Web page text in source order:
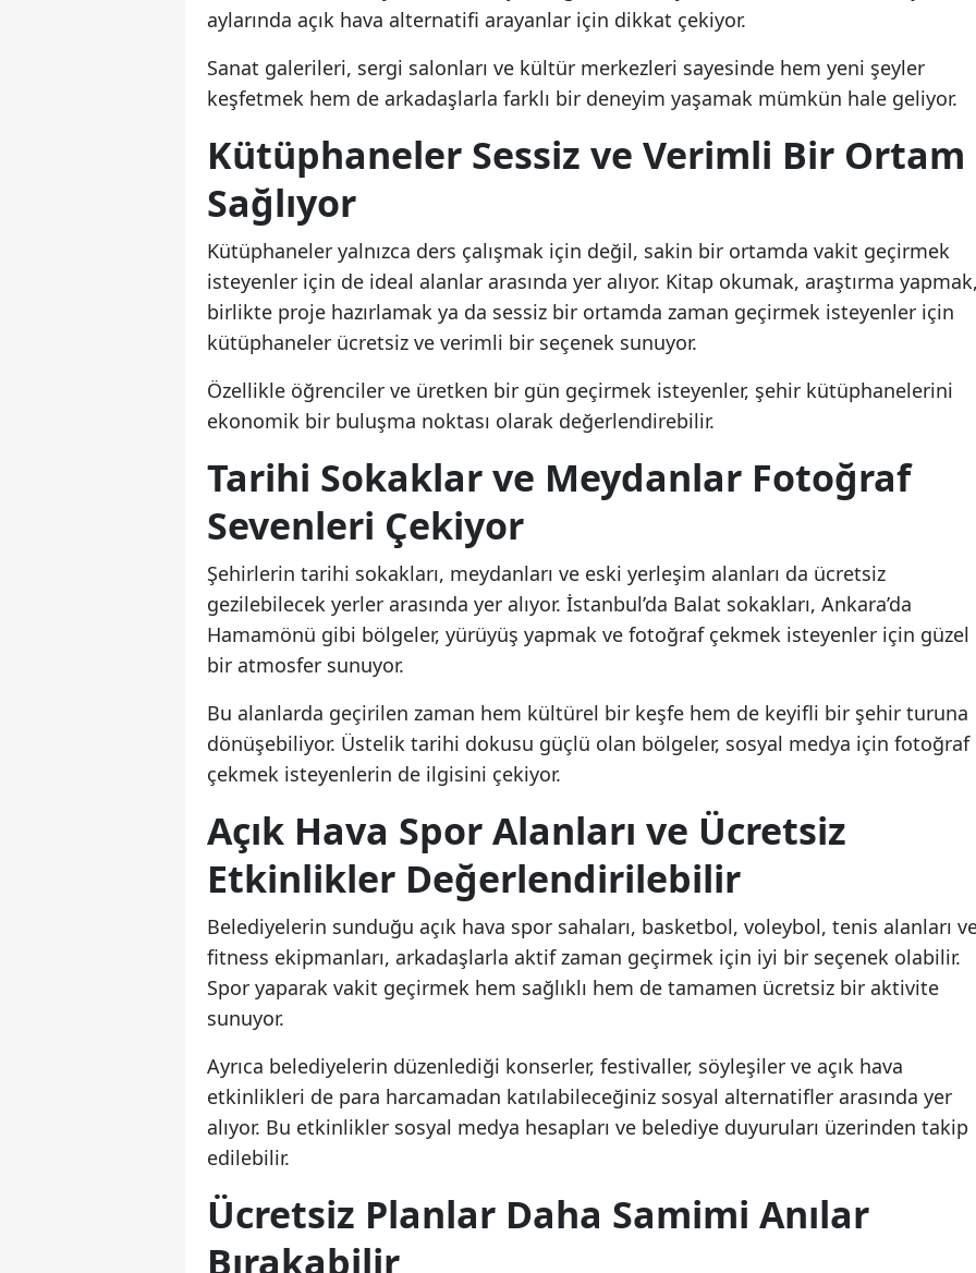
aylarında açık hava alternatifi arayanlar için dikkat çekiyor.
Sanat galerileri, sergi salonları ve kültür merkezleri sayesinde hem yeni şeyler
keşfetmek hem de arkadaşlarla farklı bir deneyim yaşamak mümkün hale geliyor.
Kütüphaneler Sessiz ve Verimli Bir Ortam
Sağlıyor
Kütüphaneler yalnızca ders çalışmak için değil, sakin bir ortamda vakit geçirmek
isteyenler için de ideal alanlar arasında yer alıyor. Kitap okumak, araştırma
birlikte proje hazırlamak ya da sessiz bir ortamda zaman geçirmek isteyenler için
kütüphaneler ücretsiz ve verimli bir seçenek sunuyor.
Özellikle öğrenciler ve üretken bir gün geçirmek isteyenler, şehir kütüphanelerini
ekonomik bir buluşma noktası olarak değerlendirebilir.
Tarihi Sokaklar ve Meydanlar Fotoğraf
Sevenleri Çekiyor
Şehirlerin tarihi sokakları, meydanları ve eski yerleşim alanları da ücretsiz
gezilebilecek yerler arasında yer alıyor. İstanbul’da Balat sokakları, Ankara’da
Hamamönü gibi bölgeler, yürüyüş yapmak ve fotoğraf çekmek isteyenler için güzel
bir atmosfer sunuyor.
Bu alanlarda geçirilen zaman hem kültürel bir keşfe hem de keyifli bir şehir turuna
dönüşebiliyor. Üstelik tarihi dokusu güçlü olan bölgeler, sosyal medya için fotoğraf
çekmek isteyenlerin de ilgisini çekiyor.
Açık Hava Spor Alanları ve Ücretsiz
Etkinlikler Değerlendirilebilir
Belediyelerin sunduğu açık hava spor sahaları, basketbol, voleybol, tenis alanları
fitness ekipmanları, arkadaşlarla aktif zaman geçirmek için iyi bir seçenek olabilir.
Spor yaparak vakit geçirmek hem sağlıklı hem de tamamen ücretsiz bir aktivite
sunuyor.
Ayrıca belediyelerin düzenlediği konserler, festivaller, söyleşiler ve açık hava
etkinlikleri de para harcamadan katılabileceğiniz sosyal alternatifler arasında yer
alıyor. Bu etkinlikler sosyal medya hesapları ve belediye duyuruları üzerinden takip
edilebilir.
Ücretsiz Planlar Daha Samimi Anılar
Bırakabilir